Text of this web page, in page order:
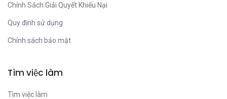
Chính Sách Giải Quyết Khiếu Nại
Quy định sử dụng
Chính sách bảo mật
Tìm việc làm
Tìm việc làm